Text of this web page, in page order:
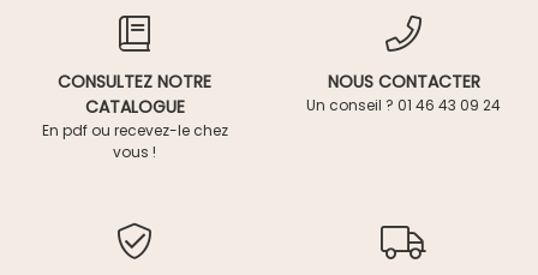
CONSULTEZ NOTRE
CATALOGUE
En pdf ou recevez-le chez
vous !
NOUS CONTACTER
Un conseil ? 01 46 43 09 24